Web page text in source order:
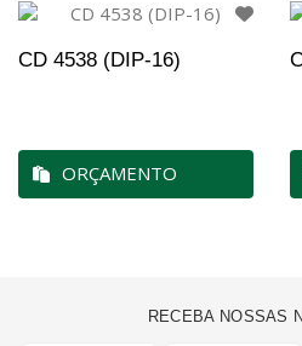
CD 4538 (DIP-16)
ORÇAMENTO
RECEBA NOSSAS